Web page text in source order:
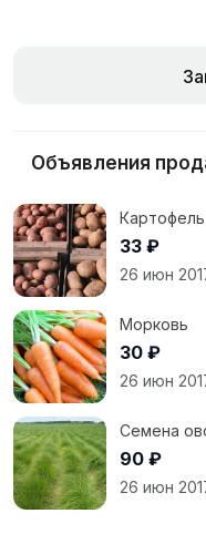
Объявления
33 ₽
26 июн
Морковь
30 ₽
26 июн
Семена
90 ₽
26 июн